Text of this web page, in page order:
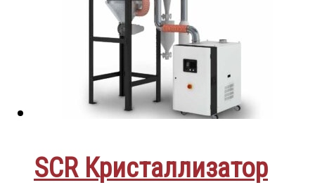
SCR Кристаллизатор